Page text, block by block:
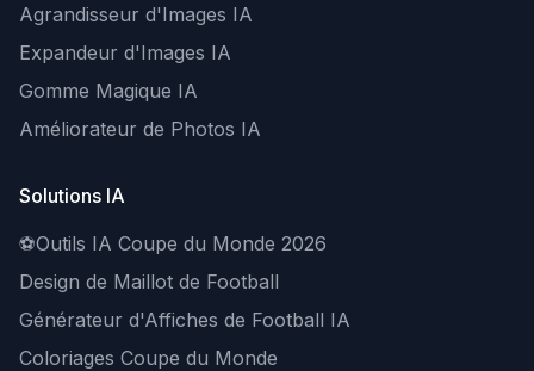
Agrandisseur d'Images IA
Expandeur d'Images IA
Gomme Magique IA
Améliorateur de Photos IA
Solutions IA
⚽Outils IA Coupe du Monde 2026
Design de Maillot de Football
Générateur d'Affiches de Football IA
Coloriages Coupe du Monde